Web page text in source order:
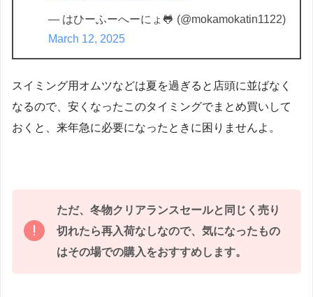
— はひーふーへーにょ🐸 (@mokamokatin1122)
March 12, 2025
スイミング用オムツなどは夏を過ぎると店頭に並ばなく
なるので、安くなったこのタイミングでまとめ買いして
おくと、来年急に必要になったときに困りませんよ。
ただ、冬物クリアランスセールと同じく売り
切れたら再入荷なしなので、気になったもの
はその場での購入をおすすめします。